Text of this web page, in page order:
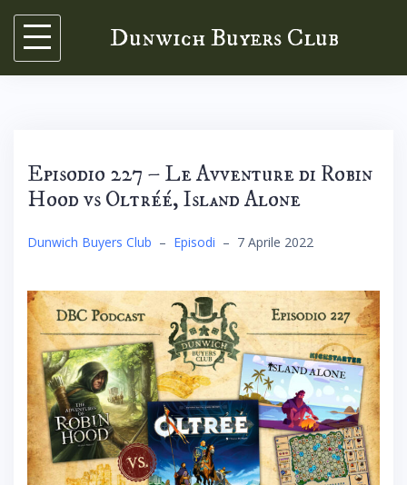
Skip
content
Dunwich Buyers Club
Episodio 227 – Le Avventure di Robin
Hood vs Oltréé, Island Alone
Dunwich Buyers Club – Episodi – 7 Aprile 2022